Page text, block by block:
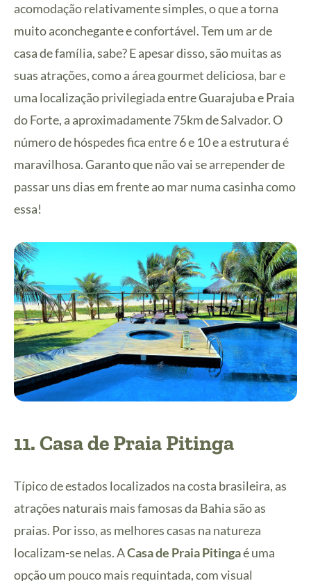
acomodação relativamente simples, o que a torna
muito aconchegante e confortável. Tem um ar de
casa de família, sabe? E apesar disso, são muitas as
suas atrações, como a área gourmet deliciosa, bar e
uma localização privilegiada entre Guarajuba e Praia
do Forte, a aproximadamente 75km de Salvador. O
número de hóspedes fica entre 6 e 10 e a estrutura é
maravilhosa. Garanto que não vai se arrepender de
passar uns dias em frente ao mar numa casinha como
essa!
11.Casa de Praia Pitinga
Típico de estados localizados na costa brasileira, as
atrações naturais mais famosas da Bahia são as
praias. Por isso, as melhores casas na natureza
localizam-se nelas. ACasa de Praia Pitingaé uma
opção um pouco mais requintada, com visual